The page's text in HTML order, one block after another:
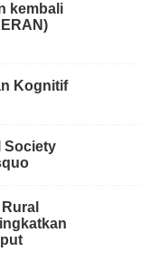
kembali
Kognitif
Society